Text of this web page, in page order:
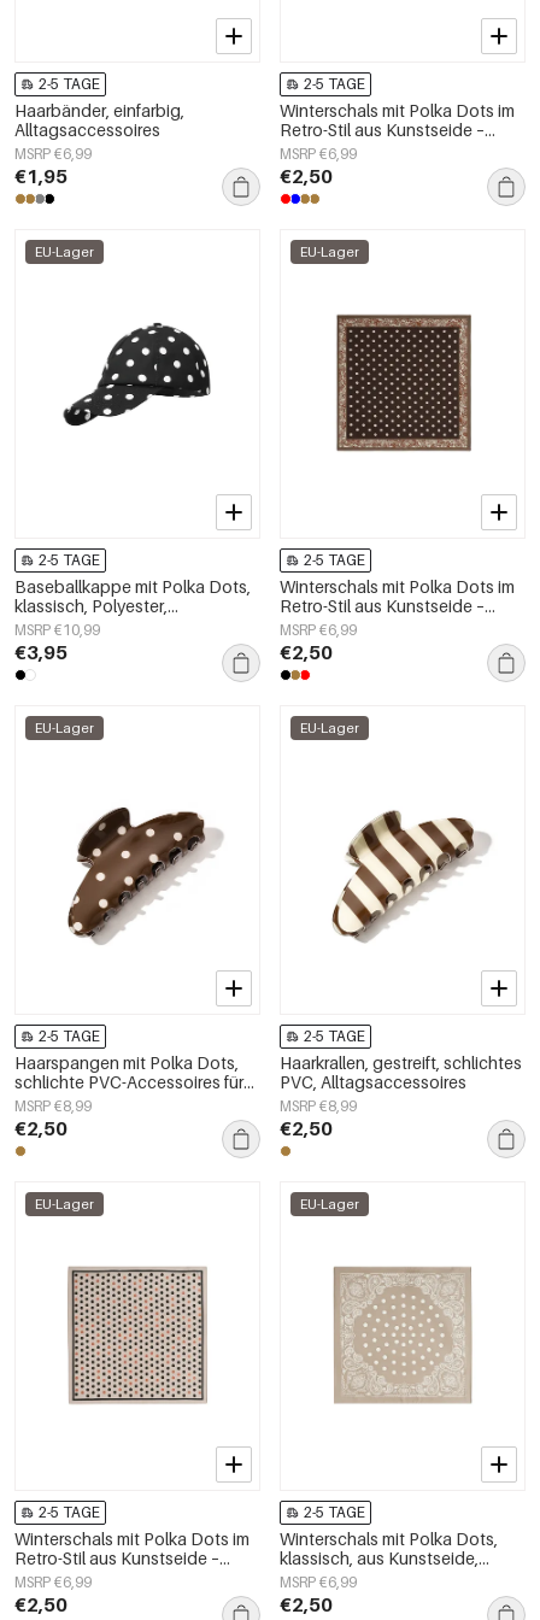
2-5 TAGE
Haarbänder, einfarbig,
Alltagsaccessoires
MSRP €6,99
€1,95
2-5 TAGE
Winterschals mit Polka Dots im
Retro-Stil aus Kunstseide –
Accessoires für jeden Tag
MSRP €6,99
€2,50
EU-Lager
2-5 TAGE
Baseballkappe mit Polka Dots,
klassisch, Polyester,
Alltagsaccessoire
MSRP €10,99
€3,95
EU-Lager
2-5 TAGE
Winterschals mit Polka Dots im
Retro-Stil aus Kunstseide –
Accessoires für jeden Tag
MSRP €6,99
€2,50
EU-Lager
2-5 TAGE
Haarspangen mit Polka Dots,
schlichte PVC-Accessoires für
den Alltag
MSRP €8,99
€2,50
EU-Lager
2-5 TAGE
Haarkrallen, gestreift, schlichtes
PVC, Alltagsaccessoires
MSRP €8,99
€2,50
EU-Lager
2-5 TAGE
Winterschals mit Polka Dots im
Retro-Stil aus Kunstseide –
Accessoires für jeden Tag
MSRP €6,99
€2,50
EU-Lager
2-5 TAGE
Winterschals mit Polka Dots,
klassisch, aus Kunstseide,
Accessoires für jeden Tag
MSRP €6,99
€2,50